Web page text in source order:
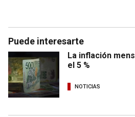
Puede interesarte
La inflación
el 5 %
NOTICIAS